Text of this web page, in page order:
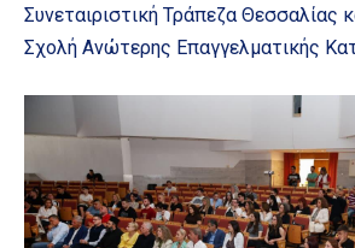
Συνεταιριστική Τράπεζα Θεσσαλίας
Σχολή Ανώτερης Επαγγελματικής